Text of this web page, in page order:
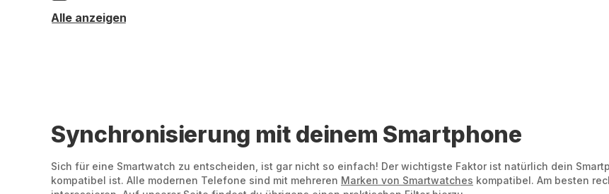
Alle anzeigen
Synchronisierung mit deinem Smartphone
Sich für eine Smartwatch zu entscheiden, ist gar nicht so einfach! Der wichtigste Faktor ist natürlich dein
kompatibel ist. Alle modernen Telefone sind mit mehreren Marken von Smartwatches kompatibel. Am besten